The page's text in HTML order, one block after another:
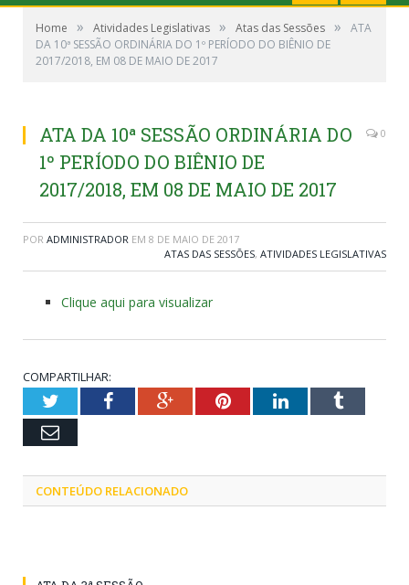
Home » Atividades Legislativas » Atas das Sessões »
ATA
DA 10ª SESSÃO ORDINÁRIA DO 1º PERÍODO DO BIÊNIO DE
2017/2018, EM 08 DE MAIO DE 2017
ATA DA 10ª SESSÃO ORDINÁRIA DO
1º PERÍODO DO BIÊNIO DE
2017/2018, EM 08 DE MAIO DE 2017
0
POR ADMINISTRADOR EM 8 DE MAIO DE 2017
ATAS DAS SESSÕES, ATIVIDADES LEGISLATIVAS
Clique aqui para visualizar
COMPARTILHAR:
TwitterFacebookGoogle+PinterestLinkedInTumblr
Email
CONTEÚDO RELACIONADO